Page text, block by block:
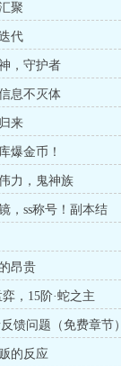
聚
代
，守护者
息不灭体
来
爆金币！
力，鬼神族
，ss称号！副本结
昂贵
，15阶·蛇之主
馈问题（免费章节）
的反应